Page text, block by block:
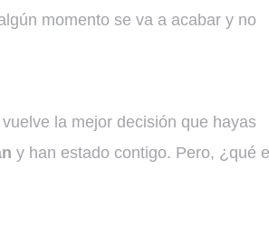
momento se va a acabar y no
la mejor decisión que hayas
y han estado contigo. Pero, ¿qué